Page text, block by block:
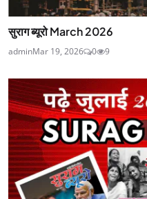
सुराग ब्यूरो March 2026
adminMar 19, 2026 0 9